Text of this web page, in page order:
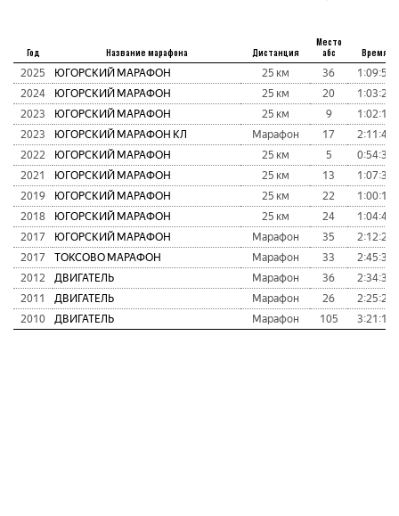
Год Название марафона Дистанция
Место
абс
Время
2025 ЮГОРСКИЙ МАРАФОН 25 км 36
1:09:53
2024
ЮГОРСКИЙ МАРАФОН 25 км 20
1:03:20
2023
ЮГОРСКИЙ МАРАФОН 25 км 9
1:02:15
2023
ЮГОРСКИЙ МАРАФОН КЛ Марафон 17
2:11:47
2022
ЮГОРСКИЙ МАРАФОН 25 км 5
0:54:32
2021
ЮГОРСКИЙ МАРАФОН 25 км 13
1:07:39
2019
ЮГОРСКИЙ МАРАФОН 25 км 22
1:00:19
2018
ЮГОРСКИЙ МАРАФОН 25 км 24
1:04:48
2017
ЮГОРСКИЙ МАРАФОН Марафон 35
2:12:22
2017
ТОКСОВО МАРАФОН Марафон 33
2:45:33
2012
ДВИГАТЕЛЬ Марафон 36
2:34:39
2011
ДВИГАТЕЛЬ Марафон 26
2:25:22
2010
ДВИГАТЕЛЬ Марафон 105 3:21:14